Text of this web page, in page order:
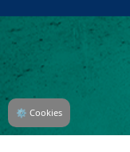
Contacto Aviso Legal
⚙ Cookies